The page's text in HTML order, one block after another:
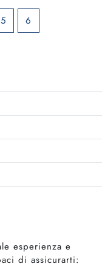
5 6
esperienza e
di assicurarti: